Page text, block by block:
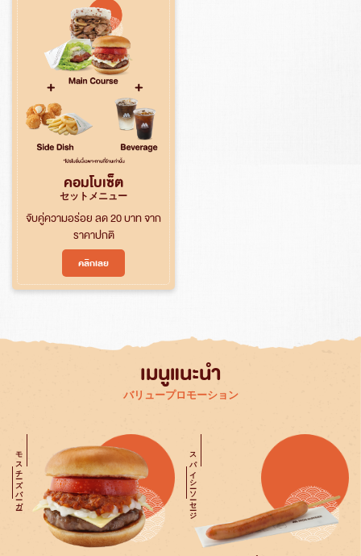
คอมโบเซ็ต
セットメニュー
จับคู่ความอร่อย ลด 20 บาท จาก
ราคาปกติ
คลิกเลย
เมนูแนะนำ
バリュープロモーション
モスチーズバーガー スパイシーソーセージ
สำหรับ: